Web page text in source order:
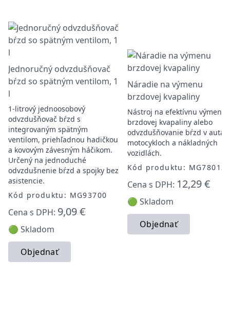
Jednoručný odvzdušňovač
bŕzd so spätným ventilom, 1
l
1-litrový jednoosobový
odvzdušňovač bŕzd s
integrovaným spätným
ventilom, priehľadnou hadičkou
a kovovým závesným háčikom.
Určený na jednoduché
odvzdušnenie bŕzd a spojky bez
asistencie.
Kód produktu: MG93700
Cena s DPH: 9,09 €
🟢 Skladom
Objednať
Náradie na výmenu
brzdovej kvapaliny
Nástroj na efektívnu výmenu
brzdovej kvapaliny alebo
odvzdušňovanie bŕzd v
motocykloch a nákladných
vozidlách.
Kód produktu: MG78012
Cena s DPH: 12,29 €
🟢 Skladom
Objednať